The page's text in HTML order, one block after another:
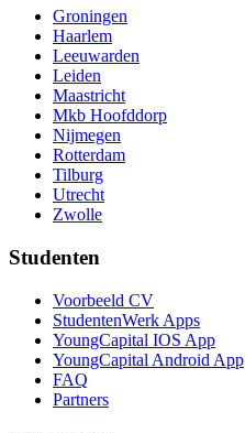
Groningen
Haarlem
Leeuwarden
Leiden
Maastricht
Mkb Hoofddorp
Nijmegen
Rotterdam
Tilburg
Utrecht
Zwolle
Studenten
Voorbeeld CV
StudentenWerk Apps
YoungCapital IOS App
YoungCapital Android App
FAQ
Partners